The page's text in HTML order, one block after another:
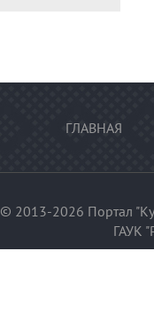
ГЛАВНАЯ
© 2013-2026 Портал
ГАУК